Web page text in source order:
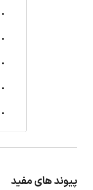
پیوند های مفید